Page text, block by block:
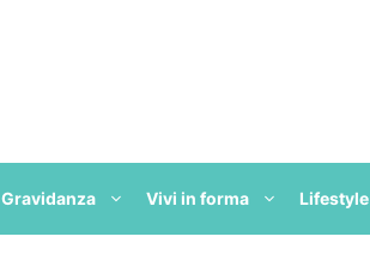
Gravidanza Vivi in forma Lifestyle